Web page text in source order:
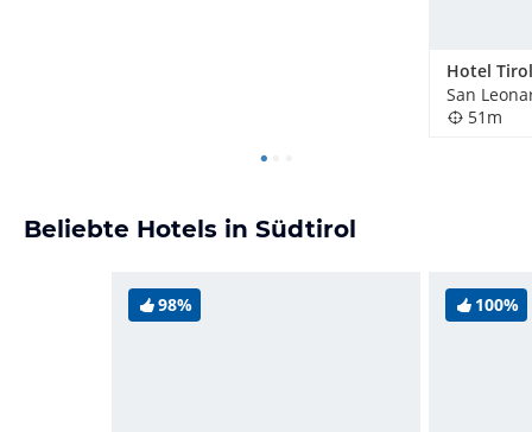
Hotel
51m
Beliebte Hotels in Südtirol
98% 100%